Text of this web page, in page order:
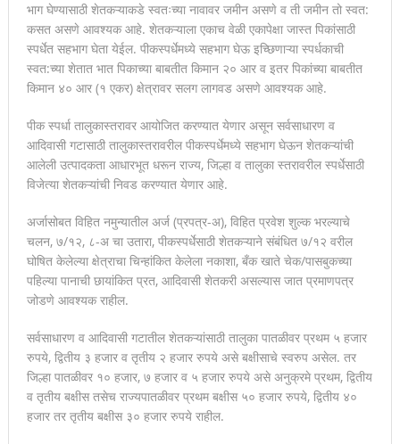
भाग घेण्यासाठी शेतकऱ्याकडे स्वतःच्या नावावर जमीन असणे व ती जमीन तो स्वत:
कसत असणे आवश्यक आहे. शेतकऱ्याला एकाच वेळी एकापेक्षा जास्त पिकांसाठी
स्पर्धेत सहभाग घेता येईल. पीकस्पर्धेमध्ये सहभाग घेऊ इच्छिणाऱ्या स्पर्धकाची
स्वत:च्या शेतात भात पिकाच्या बाबतीत किमान २० आर व इतर पिकांच्या बाबतीत
किमान ४० आर (१ एकर) क्षेत्रावर सलग लागवड असणे आवश्यक आहे.
पीक स्पर्धा तालुकास्तरावर आयोजित करण्यात येणार असून सर्वसाधारण व
आदिवासी गटासाठी तालुकास्तरावरील पीकस्पर्धेमध्ये सहभाग घेऊन शेतकऱ्यांची
आलेली उत्पादकता आधारभूत धरून राज्य, जिल्हा व तालुका स्तरावरील स्पर्धेसाठी
विजेत्या शेतकऱ्यांची निवड करण्यात येणार आहे.
अर्जासोबत विहित नमुन्यातील अर्ज (प्रपत्र-अ), विहित प्रवेश शुल्क भरल्याचे
चलन, ७/१२, ८-अ चा उतारा, पीकस्पर्धेसाठी शेतकऱ्याने संबंधित ७/१२ वरील
घोषित केलेल्या क्षेत्राचा चिन्हांकित केलेला नकाशा, बँक खाते चेक/पासबुकच्या
पहिल्या पानाची छायांकित प्रत, आदिवासी शेतकरी असल्यास जात प्रमाणपत्र
जोडणे आवश्यक राहील.
सर्वसाधारण व आदिवासी गटातील शेतकऱ्यांसाठी तालुका पातळीवर प्रथम ५ हजार
रुपये, द्वितीय ३ हजार व तृतीय २ हजार रुपये असे बक्षीसाचे स्वरुप असेल. तर
जिल्हा पातळीवर १० हजार, ७ हजार व ५ हजार रुपये असे अनुक्रमे प्रथम, द्वितीय
व तृतीय बक्षीस तसेच राज्यपातळीवर प्रथम बक्षीस ५० हजार रुपये, द्वितीय ४०
हजार तर तृतीय बक्षीस ३० हजार रुपये राहील.